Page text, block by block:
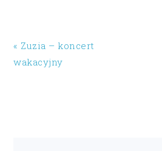
« Zuzia – koncert
wakacyjny